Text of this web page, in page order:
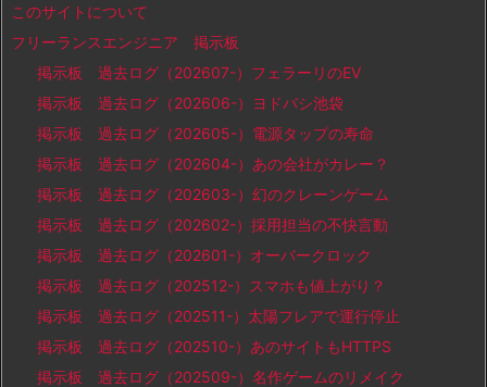
このサイトについて
フリーランスエンジニア 掲示板
掲示板 過去ログ（202607-）フェラーリのEV
掲示板 過去ログ（202606-）ヨドバシ池袋
掲示板 過去ログ（202605-）電源タップの寿命
掲示板 過去ログ（202604-）あの会社がカレー？
掲示板 過去ログ（202603-）幻のクレーンゲーム
掲示板 過去ログ（202602-）採用担当の不快言動
掲示板 過去ログ（202601-）オーバークロック
掲示板 過去ログ（202512-）スマホも値上がり？
掲示板 過去ログ（202511-）太陽フレアで運行停止
掲示板 過去ログ（202510-）あのサイトもHTTPS
掲示板 過去ログ（202509-）名作ゲームのリメイク